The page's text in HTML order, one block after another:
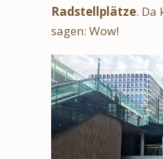
Radstellplätze. Da
sagen: Wow!